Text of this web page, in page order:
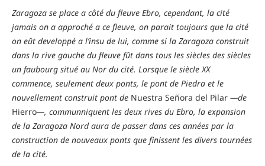
Zaragoza se place a côté du fleuve Ebro, cependant, la cité
jamais on a approché a ce fleuve, on parait toujours que la cité
on eût developpé a l’insu de lui, comme si la Zaragoza construit
dans la rive gauche du fleuve fût dans tous les siècles des siècles
un faubourg situé au Nor du cité. Lorsque le siècle XX
commence, seulement deux ponts, le pont de Piedra et le
nouvellement construit pont de Nuestra Señora del Pilar —de
Hierro—, communniquent les deux rives du Ebro, la expansion
de la Zaragoza Nord aura de passer dans ces années par la
construction de nouveaux ponts que finissent les divers tournées
de la cité.